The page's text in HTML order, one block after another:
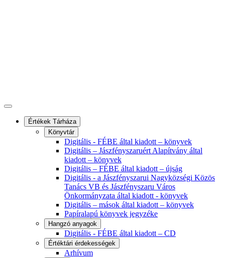
Értékek Tárháza
Könyvtár
Digitális - FÉBE által kiadott – könyvek
Digitális – Jászfényszaruért Alapítvány által
kiadott – könyvek
Digitális – FÉBE által kiadott – újság
Digitális - a Jászfényszarui Nagyközségi Közös
Tanács VB és Jászfényszaru Város
Önkormányzata által kiadott - könyvek
Digitális – mások által kiadott – könyvek
Papíralapú könyvek jegyzéke
Hangzó anyagok
Digitális - FÉBE által kiadott – CD
Értéktári érdekességek
Arhívum